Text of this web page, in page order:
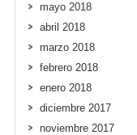
mayo 2018
abril 2018
marzo 2018
febrero 2018
enero 2018
diciembre 2017
noviembre 2017